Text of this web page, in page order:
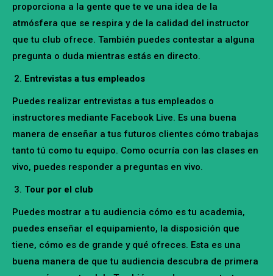
proporciona a la gente que te ve una idea de la
atmósfera que se respira y de la calidad del instructor
que tu club ofrece. También puedes contestar a alguna
pregunta o duda mientras estás en directo.
Entrevistas a tus empleados
Puedes realizar entrevistas a tus empleados o
instructores mediante Facebook Live. Es una buena
manera de enseñar a tus futuros clientes cómo trabajas
tanto tú como tu equipo. Como ocurría con las clases en
vivo, puedes responder a preguntas en vivo.
Tour por el club
Puedes mostrar a tu audiencia cómo es tu academia,
puedes enseñar el equipamiento, la disposición que
tiene, cómo es de grande y qué ofreces. Esta es una
buena manera de que tu audiencia descubra de primera